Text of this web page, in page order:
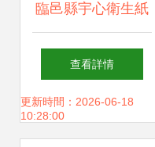
臨邑縣宇心衛生紙
批發店 廚具衛具及
日用雜品選購指南
查看詳情
更新時間：2026-06-18
10:28:00